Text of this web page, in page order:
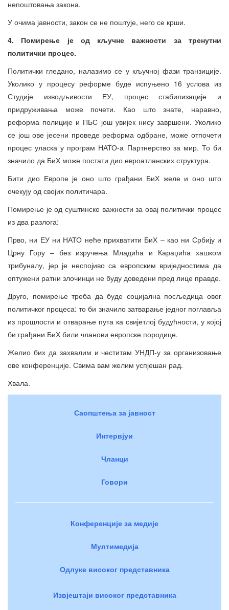
непоштовања закона.
У очима јавности, закон се не поштује, него се крши.
4. Помирење је од кључне важности за тренутни
политички процес.
Политички гледано, налазимо се у кључној фази транзиције.
Уколико у процесу реформе буде испуњено 16 услова из
Студије изводљивости ЕУ, процес стабилизације и
придруживања може почети. Као што знате, наравно,
реформа полиције и ПБС још увијек нису завршени. Уколико
се још ове јесени проведе реформа одбране, може отпочети
процес уласка у програм НАТО-а Партнерство за мир. То би
значило да БиХ може постати дио евроатланских структура.
Бити дио Европе је оно што грађани БиХ желе и оно што
очекују од својих политичара.
Помирење је од суштинске важности за овај политички процес
из два разлога:
Прво, ни ЕУ ни НАТО неће прихватити БиХ – као ни Србију и
Црну Гору – без изручења Младића и Караџића хашком
трибуналу, јер је неспојиво са европским вриједностима да
оптужени ратни злочинци не буду доведени пред лице правде.
Друго, помирење треба да буде социјална посљедица овог
политичког процеса: то би значило затварање једног поглавља
из прошлости и отварање пута ка свијетлој будућности, у којој
би грађани БиХ били чланови европске породице.
Желио бих да захвалим и честитам УНДП-у за организовање
ове конференције. Свима вам желим успјешан рад.
Хвала.
Саопштења за јавност
Интервјуи
Чланци
Говори
Конференције за медије
Мултимедија
Одлуке високог представника
Извјештаји високог представника